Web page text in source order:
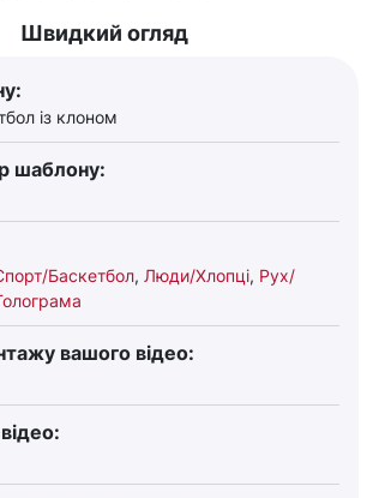
Швидкий огляд
із клоном
шаблону:
Баскетбол, Люди/Хлопці, Рух/
вашого відео: